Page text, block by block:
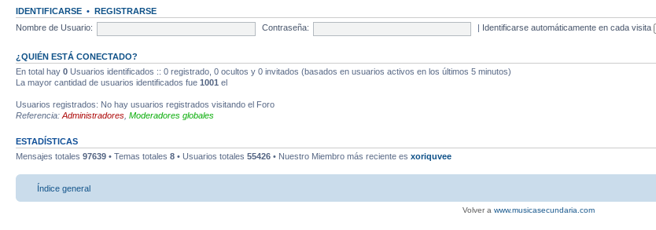
IDENTIFICARSE • REGISTRARSE
Nombre de Usuario:
Contraseña: Identificarse automáticamente en cada visita
¿QUIÉN ESTÁ CONECTADO?
En total hay 0 Usuarios identificados :: 0 registrado, 0 ocultos y 0 invitados (basados en usuarios activos en los últimos 5 minutos)
La mayor cantidad de usuarios identificados fue 1001 el
Usuarios registrados: No hay usuarios registrados visitando el Foro
Referencia: Administradores Moderadores globales
ESTADÍSTICAS
Mensajes totales 97639 • Temas totales 8 • Usuarios totales 55426 • Nuestro Miembro más reciente es xoriquvee
Índice general
Volver a www.musicasecundaria.com